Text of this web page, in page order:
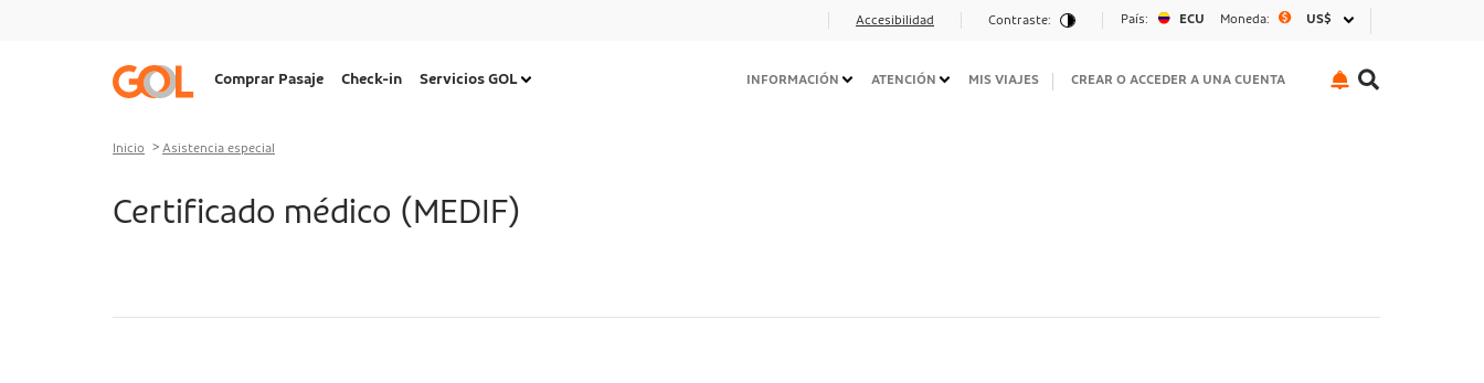
Accesibilidad Contraste: País: ECU Moneda: US$
Navegação
Comprar Pasaje Check-in Servicios GOL
Navegação
INFORMACIÓN ATENCIÓN MIS VIAJES CREAR O ACCEDER A UNA CUENTA
Inicio Asistencia especial
Certificado médico (MEDIF)